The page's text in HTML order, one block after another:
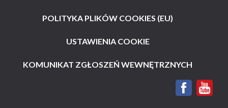
POLITYKA PLIKÓW COOKIES (EU)
USTAWIENIA COOKIE
KOMUNIKAT ZGŁOSZEŃ WEWNĘTRZNYCH